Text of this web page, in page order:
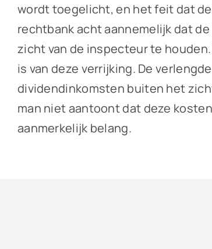
wordt toegelicht, en het feit dat
rechtbank acht aannemelijk dat
zicht van de inspecteur te
is van deze verrijking. De
dividendinkomsten buiten het
man niet aantoont dat deze
aanmerkelijk belang.